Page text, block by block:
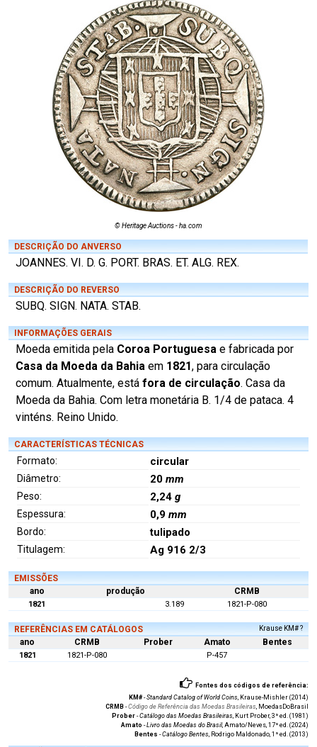
© Heritage Auctions - ha.com
DESCRIÇÃO DO ANVERSO
JOANNES. VI. D. G. PORT. BRAS. ET. ALG. REX.
DESCRIÇÃO DO REVERSO
SUBQ. SIGN. NATA. STAB.
INFORMAÇÕES GERAIS
Moeda emitida pela Coroa Portuguesa e fabricada por
Casa da Moeda da Bahia em 1821, para circulação
comum. Atualmente, está fora de circulação. Casa da
Moeda da Bahia. Com letra monetária B. 1/4 de pataca. 4
vinténs. Reino Unido.
CARACTERÍSTICAS TÉCNICAS
Formato: circular
Diâmetro: 20 mm
Peso: 2,24 g
Espessura: 0,9 mm
Bordo: tulipado
Titulagem: Ag 916 2/3
EMISSÕES
ano
produção CRMB
1821 3.189 1821-P-080
REFERÊNCIAS EM CATÁLOGOS Krause KM# ?
ano CRMB Prober Amato Bentes
1821 1821-P-080 P-457
Fontes dos códigos de referência:
KM#-Standard Catalog of World Coins, Krause-Mishler (2014)
CRMB -Código de Referência das Moedas Brasileiras, MoedasDoBrasil
Prober -Catálogo das Moedas Brasileiras, Kurt Prober, 3ª ed. (1981)
Amato -Livro das Moedas do Brasil, Amato/Neves, 17ª ed. (2024)
Bentes -Catálogo Bentes, Rodrigo Maldonado, 1ª ed. (2013)